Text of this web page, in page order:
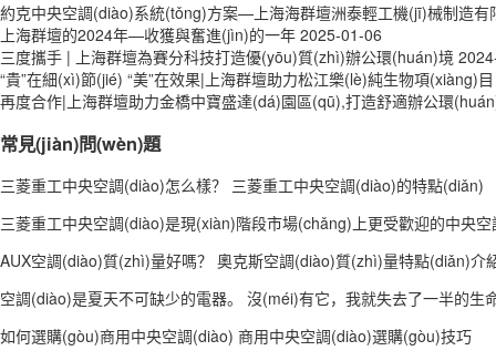
約克中央空調(diào)系統(tǒng)方案—上海海群壇洲泰輕工機(jī)械制造有
上海群壇的2024年—收獲與奮進(jìn)的一年 2025-01-06
三度攜手 | 上海群壇為賽分科技打造優(yōu)質(zhì)辦公環(huán)境
“貴”在細(xì)節(jié) “美”在效果|上海群壇助力松江樂(lè)純生物項(xiàng)目
再度合作|上海群壇助力金橋中寶盛達(dá)園區(qū),打造舒適辦公環
常見(jiàn)問(wèn)題
三菱重工中央空調(diào)怎么樣？ 三菱重工中央空調(diào)的特點(diǎn)
三菱重工中央空調(diào)是現(xiàn)階段市場(chǎng)上更受歡迎的中央
AUX空調(diào)質(zhì)量好嗎？ 奧克斯空調(diào)質(zhì)量特點(diǎn)介
空調(diào)是夏天不可缺少的電器。 沒(méi)有它，我就失去了一半的
如何選購(gòu)商用中央空調(diào) 商用中央空調(diào)選購(gòu)技巧